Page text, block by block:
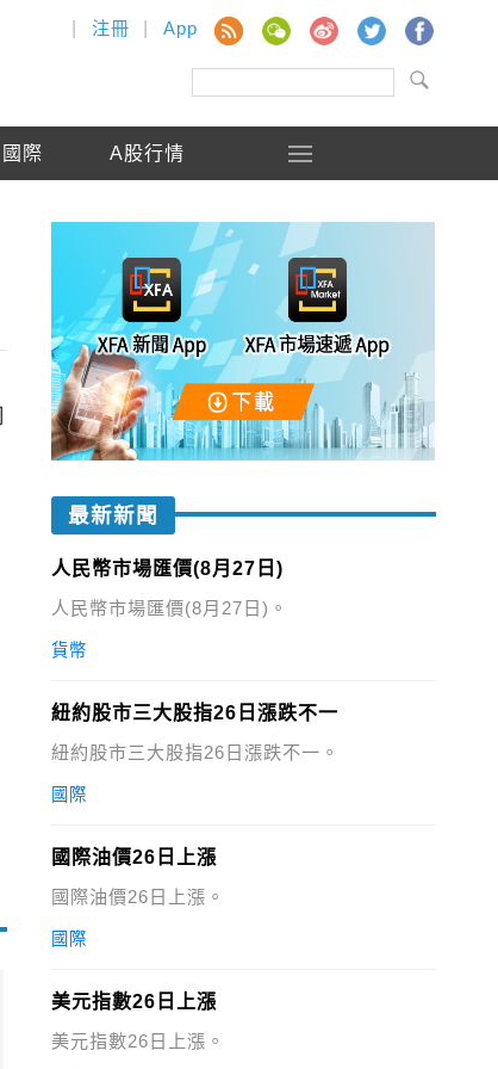
注冊 App
國際 A股行情
最新新聞
人民幣市場匯價(8月27日)
人民幣市場匯價(8月27日)。
貨幣
紐約股市三大股指26日漲跌不一
紐約股市三大股指26日漲跌不一。
國際
國際油價26日上漲
國際油價26日上漲。
國際
美元指數26日上漲
美元指數26日上漲。